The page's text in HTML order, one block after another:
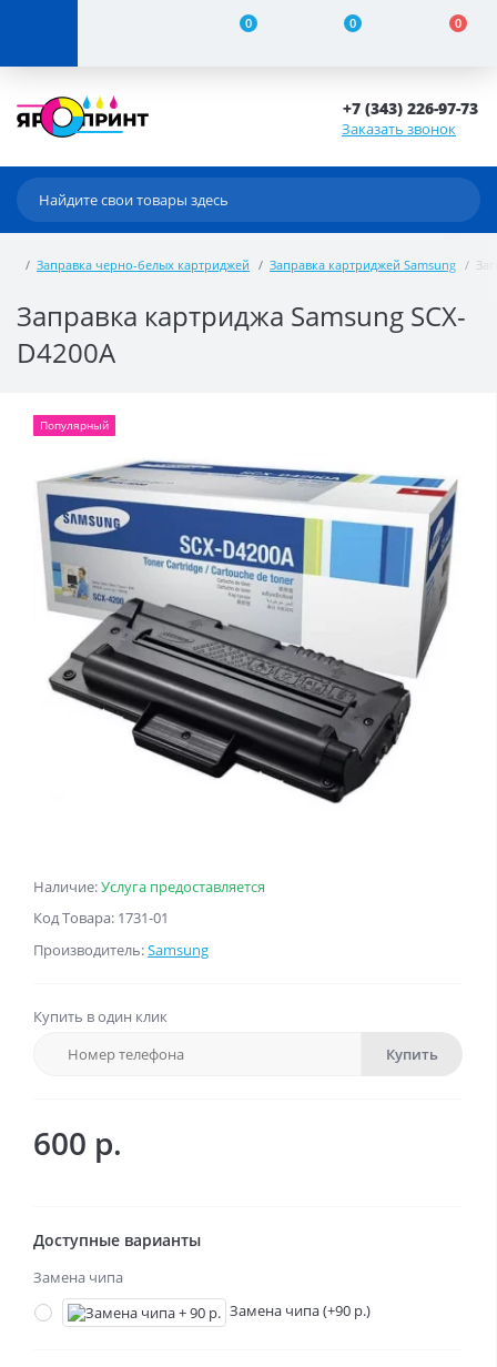
0 0 0
+7 (343) 226-97-73
Заказать звонок
Заправка черно-белых картриджей Заправка картриджей Samsung
Заправка картриджа Samsung SCX-
D4200A
Наличие:Услуга предоставляется
Код Товара: 1731-01
Производитель:Samsung
Популярный
Купить в один клик
Купить
600 р.
Доступные варианты
Замена чипа
Замена чипа (+90 р.)